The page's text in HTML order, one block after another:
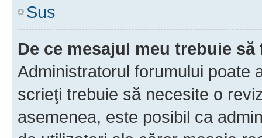
Sus
De ce mesajul meu trebuie
Administratorul forumului poate
scrieţi trebuie să necesite o
asemenea, este posibil ca